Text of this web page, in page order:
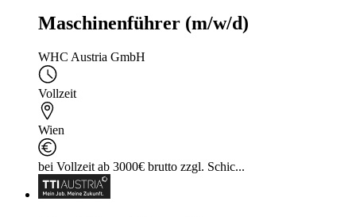
Maschinenführer (m/w/d)
WHC Austria GmbH
Vollzeit
Wien
bei Vollzeit ab 3000€ brutto zzgl. Schic...